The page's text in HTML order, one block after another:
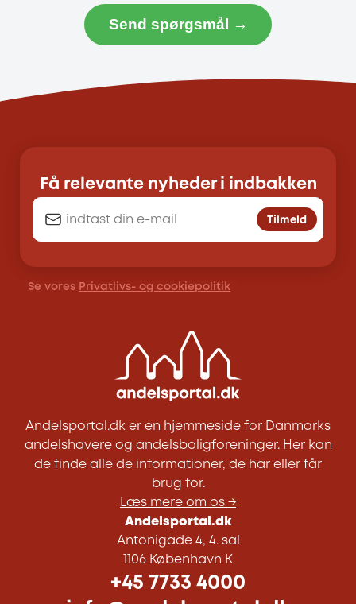
Send spørgsmål →
Få relevante nyheder i indbakken
Tilmeld
Se vores Privatlivs- og cookiepolitik
Andelsportal.dk er en hjemmeside for Danmarks
andelshavere og andelsboligforeninger. Her kan
de finde alle de informationer, de har eller får
brug for.
Læs mere om os →
Andelsportal.dk
Antonigade 4, 4. sal
1106 København K
+45 7733 4000